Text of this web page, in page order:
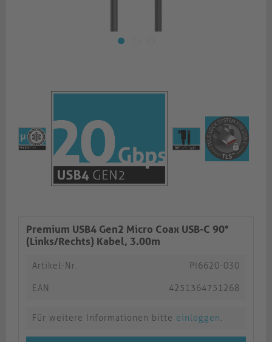
Premium USB4 Gen2 Micro Coax USB-C 90°
(Links/Rechts) Kabel, 3.00m
Artikel-Nr. PI6620-030
EAN 4251364751268
Für weitere Informationen bitte einloggen.